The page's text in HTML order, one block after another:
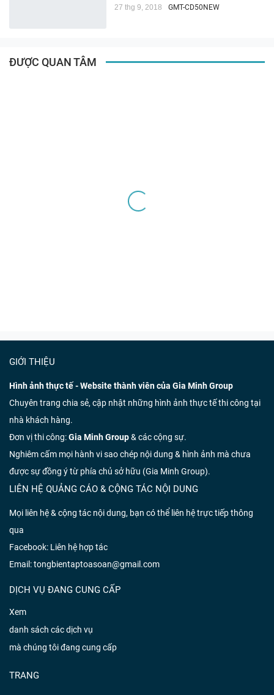
27 thg 9, 2018 GMT-CD50NEW
ĐƯỢC QUAN TÂM
GIỚI THIỆU
Hình ảnh thực tế - Website thành viên của Gia Minh Group
Chuyên trang chia sẻ, cập nhật những hình ảnh thực tế thi công tại
nhà khách hàng.
Đơn vị thi công:Gia Minh Group& các cộng sự.
Nghiêm cấm mọi hành vi sao chép nội dung & hình ảnh mà chưa
được sự đồng ý từ phía chủ sở hữu (Gia Minh Group).
LIÊN HỆ QUẢNG CÁO & CỘNG TÁC NỘI DUNG
Mọi liên hệ & cộng tác nội dung, bạn có thể liên hệ trực tiếp thông
qua
Facebook: Liên hệ hợp tác
Email: tongbientaptoasoan@gmail.com
DỊCH VỤ ĐANG CUNG CẤP
Xem
danh sách các dịch vụ
mà chúng tôi đang cung cấp
TRANG